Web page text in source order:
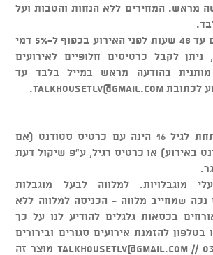
מראש. המחירים ללא הנחות והטבות ועל
ניתן לבטל כרטיסים עד 48 שעות לפני האירוע בכפוף ל-5% דמי
ניתן לקבל כרטיסים חלופיים לאירועים
בהודעה מראש במייל בלבד עד
לכתובתtalkhousetlv@gmail.com
.
הכניסה לילדים מתחת לגיל 16 הינה עם כרטיס סטודנט (אם
באירוע) או כרטיס רגיל, ע"פ שיקול דעת
מוגבלויות. למלווה לבעל מוגבלות
שמחייב מלווה - הכניסה למלווה ללא
בכסאות גלגלים להודיע לנו על כך
להזמנת אירועים סגורים ובירורים
talkhousetlv@gmail.com מוצר זה